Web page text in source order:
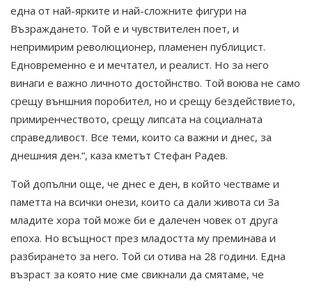
една от най-ярките и най-сложните фигури на
Възраждането. Той е и чувствителен поет, и
непримирим революционер, пламенен публицист.
Едновременно е и мечтател, и реалист. Но за него
винаги е важно личното достойнство. Той воюва не само
срещу външния поробител, но и срещу бездействието,
примиренчеството, срещу липсата на социалната
справедливост. Все теми, които са важни и днес, за
днешния ден.“, каза кметът Стефан Радев.
Той допълни още, че днес е ден, в който честваме и
паметта на всички онези, които са дали живота си За
младите хора той може би е далечен човек от друга
епоха. Но всъщност през младостта му преминава и
разбирането за него. Той си отива на 28 години. Една
възраст за която ние сме свикнали да смятаме, че